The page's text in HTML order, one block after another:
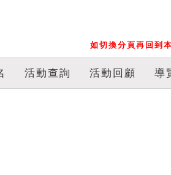
如切換分頁再回到
活動查詢 活動回顧 導